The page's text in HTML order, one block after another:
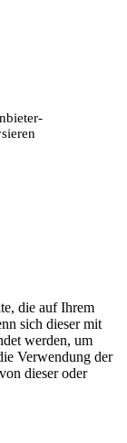
die auf Ihrem
sich dieser mit
werden, um
Verwendung der
dieser oder